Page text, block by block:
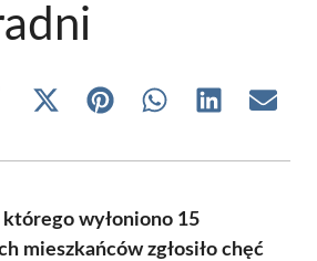
Share
(Twitter)
Share Share Share Share
wyłoniono 15
mieszkańców zgłosiło chęć